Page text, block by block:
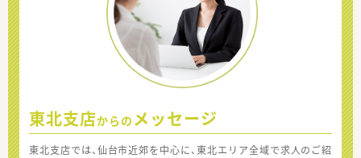
東北支店からの メッセージ
東北支店では、仙台市近郊を中心に、東北エリア全域で求人のご紹